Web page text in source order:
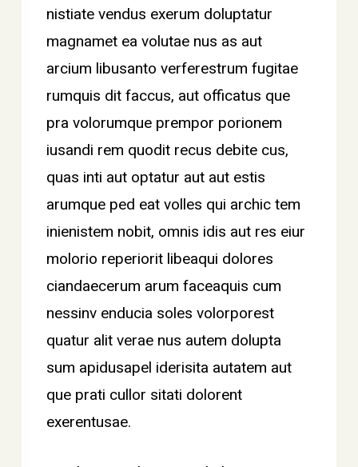
nistiate vendus exerum doluptatur
magnamet ea volutae nus as aut
arcium libusanto verferestrum fugitae
rumquis dit faccus, aut officatus que
pra volorumque prempor porionem
iusandi rem quodit recus debite cus,
quas inti aut optatur aut aut estis
arumque ped eat volles qui archic tem
inienistem nobit, omnis idis aut res eiur
molorio reperiorit libeaqui dolores
ciandaecerum arum faceaquis cum
nessinv enducia soles volorporest
quatur alit verae nus autem dolupta
sum apidusapel iderisita autatem aut
que prati cullor sitati dolorent
exerentusae.